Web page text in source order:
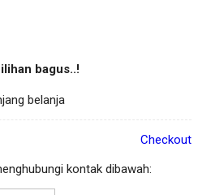
bagus..!
belanja
Checkout
kontak dibawah: